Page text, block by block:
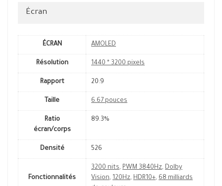
Écran
ÉCRAN AMOLED
Résolution 1440 * 3200 pixels
Rapport 20:9
Taille 6.67 pouces
Ratio
écran/corps
89.3%
Densité 526
Fonctionnalités
3200 nits, PWM 3840Hz, Dolby
Vision, 120Hz, HDR10+, 68 milliards